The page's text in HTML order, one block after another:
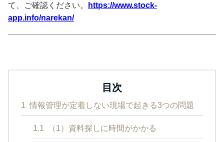
て、ご確認ください。
https://www.stock-
app.info/narekan/
目次
1 情報管理が定着しない現場で起きる3つの問題
1.1 （1）資料探しに時間がかかる